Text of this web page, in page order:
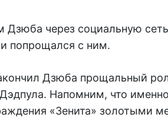
через социальную сеть
попрощался с ним.
Дзюба прощальный
Дэдпула. Напомним, что
«Зенита» золотыми